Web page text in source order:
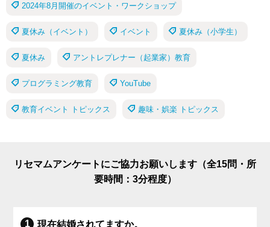
2024年8月開催のイベント・ワークショップ
夏休み（イベント） イベント 夏休み（小学生）
夏休み アントレプレナー（起業家）教育
プログラミング教育 YouTube
教育イベント トピックス 趣味・娯楽 トピックス
リセマムアンケートにご協力お願いします（全15問・所
要時間：3分程度）
現在結婚されてますか。